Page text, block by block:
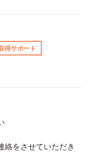
得サポート
絡をさせていただき